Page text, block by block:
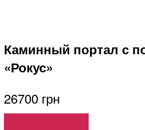
Каминный портал с
«Рокус»
26700 грн